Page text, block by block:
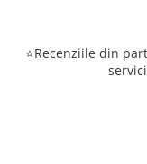
⭐Recenziile din